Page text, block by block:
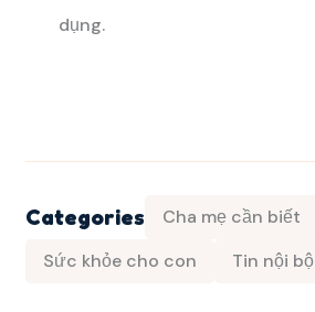
dụng.
Categories
Cha mẹ cần biết
Sức khỏe cho con
Tin nội bộ